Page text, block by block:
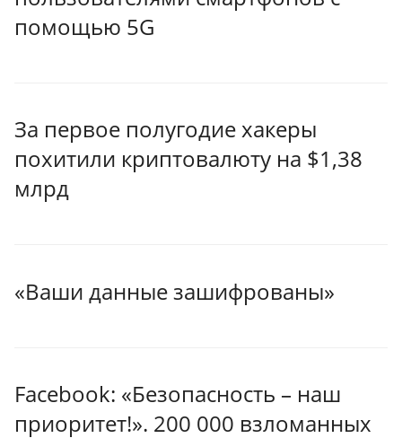
помощью 5G
За первое полугодие хакеры
похитили криптовалюту на $1,38
млрд
«Ваши данные зашифрованы»
Facebook: «Безопасность – наш
приоритет!». 200 000 взломанных